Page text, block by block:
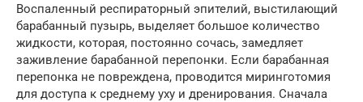
Воспаленный респираторный эпителий, выстилающий
барабанный пузырь, выделяет большое количество
жидкости, которая, постоянно сочась, замедляет
заживление барабанной перепонки. Если барабанная
перепонка не повреждена, проводится миринготомия
для доступа к среднему уху и дренирования. Сначала